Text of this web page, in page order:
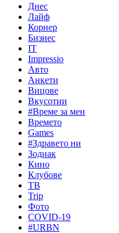
Днес
Лайф
Корнер
Бизнес
IT
Impressio
Авто
Анкети
Вицове
Вкусотии
#Време за мен
Времето
Games
#Здравето ни
Зодиак
Кино
Клубове
ТВ
Trip
Фото
COVID-19
#URBN